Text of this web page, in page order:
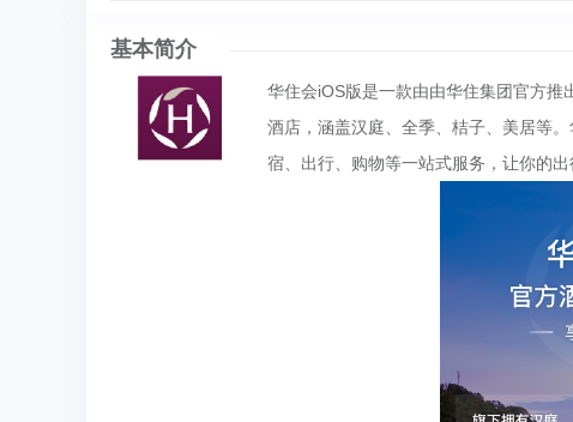
基本简介
华住会iOS版是一款由由华住集团官方
酒店，涵盖汉庭、全季、桔子、美居等
宿、出行、购物等一站式服务，让你的出